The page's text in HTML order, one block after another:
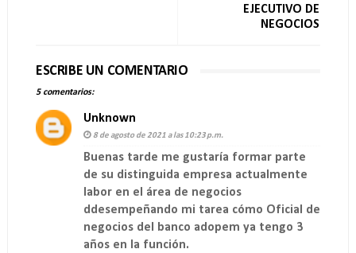
EJECUTIVO DE
NEGOCIOS
ESCRIBE UN COMENTARIO
5 comentarios:
Unknown
8 de agosto de 2021 a las 10:23 p.m.
Buenas tarde me gustaría formar parte
de su distinguida empresa actualmente
labor en el área de negocios
ddesempeñando mi tarea cómo Oficial de
negocios del banco adopem ya tengo 3
años en la función.